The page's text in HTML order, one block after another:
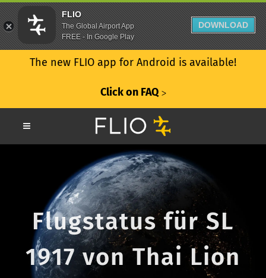
The new FLIO app for Android is available!
Click on FAQ ᐳ
Flugstatus für SL
1917 von Thai Lion
FLIO
The Global Airport App
FREE - In Google Play
DOWNLOAD